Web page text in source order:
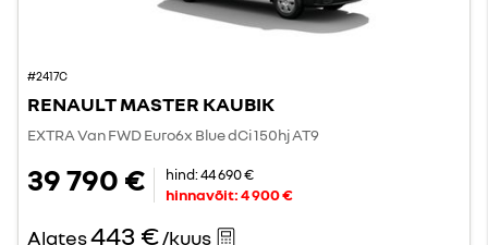
#2417C
RENAULT MASTER KAUBIK
EXTRA Van FWD Euro6x Blue dCi 150hj AT9
39 790 € hind:44 690 €
hinnavõit:4 900 €
Alates443 €/kuus